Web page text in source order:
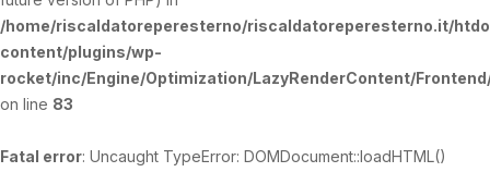
/home/riscaldatoreperesterno/riscaldatoreperesterno.it/
content/plugins/wp-
rocket/inc/Engine/Optimization/LazyRenderContent/
on line 83
Fatal error: Uncaught TypeError: DOMDocument::loadHTML()